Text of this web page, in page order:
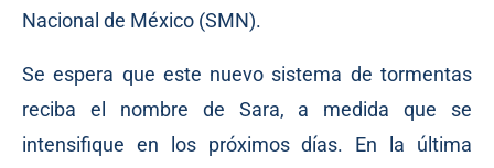
Nacional de México (SMN).
Se espera que este nuevo sistema de tormentas
reciba el nombre de Sara, a medida que se
intensifique en los próximos días. En la última